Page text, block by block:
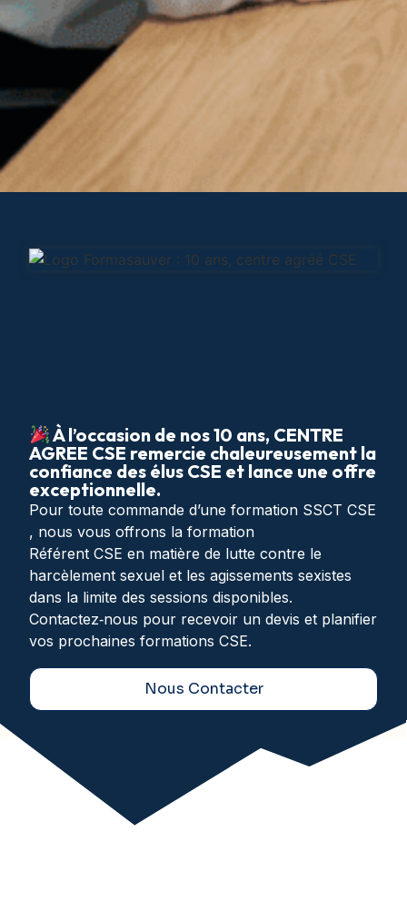
À l’occasion de nos 10 ans, CENTRE
AGREE CSE remercie chaleureusement la
confiance des élus CSE et lance une offre
exceptionnelle.
Pour toute commande d’une formation SSCT CSE
, nous vous offrons la formation
Référent CSE en matière de lutte contre le
harcèlement sexuel et les agissements sexistes
dans la limite des sessions disponibles.
Contactez‑nous pour recevoir un devis et planifier
vos prochaines formations CSE.
Nous Contacter